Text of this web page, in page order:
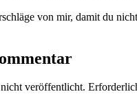
von mir, damit du
veröffentlicht.